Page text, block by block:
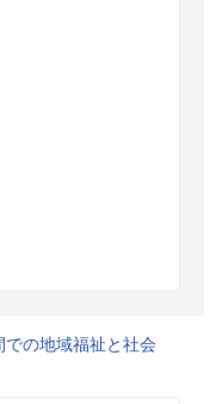
の地域福祉と社会